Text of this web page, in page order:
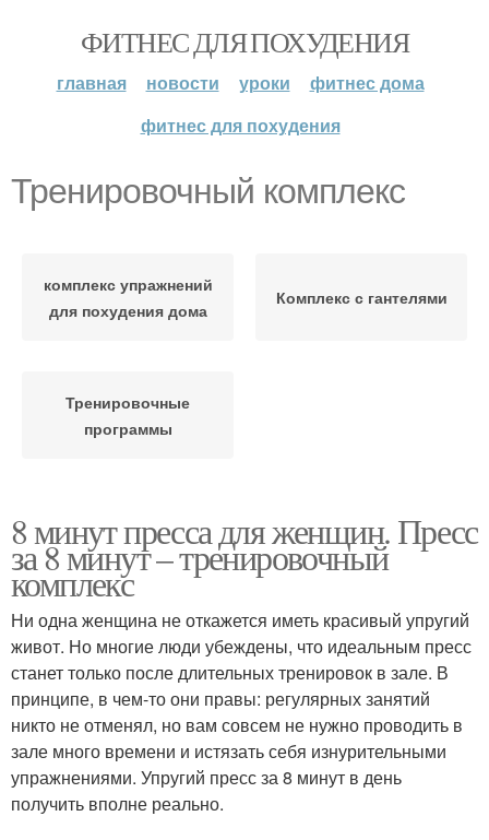
ФИТНЕС ДЛЯ ПОХУДЕНИЯ
главная новости уроки
фитнес дома
фитнес для похудения
Тренировочный комплекс
комплекс упражнений
для похудения дома
Комплекс с гантелями
Тренировочные
программы
8 минут пресса для женщин. Пресс
за 8 минут – тренировочный
комплекс
Ни одна женщина не откажется иметь красивый упругий
живот. Но многие люди убеждены, что идеальным пресс
станет только после длительных тренировок в зале. В
принципе, в чем-то они правы: регулярных занятий
никто не отменял, но вам совсем не нужно проводить в
зале много времени и истязать себя изнурительными
упражнениями. Упругий пресс за 8 минут в день
получить вполне реально.